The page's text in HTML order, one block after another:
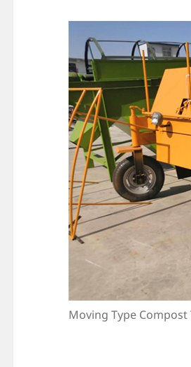
Moving Type